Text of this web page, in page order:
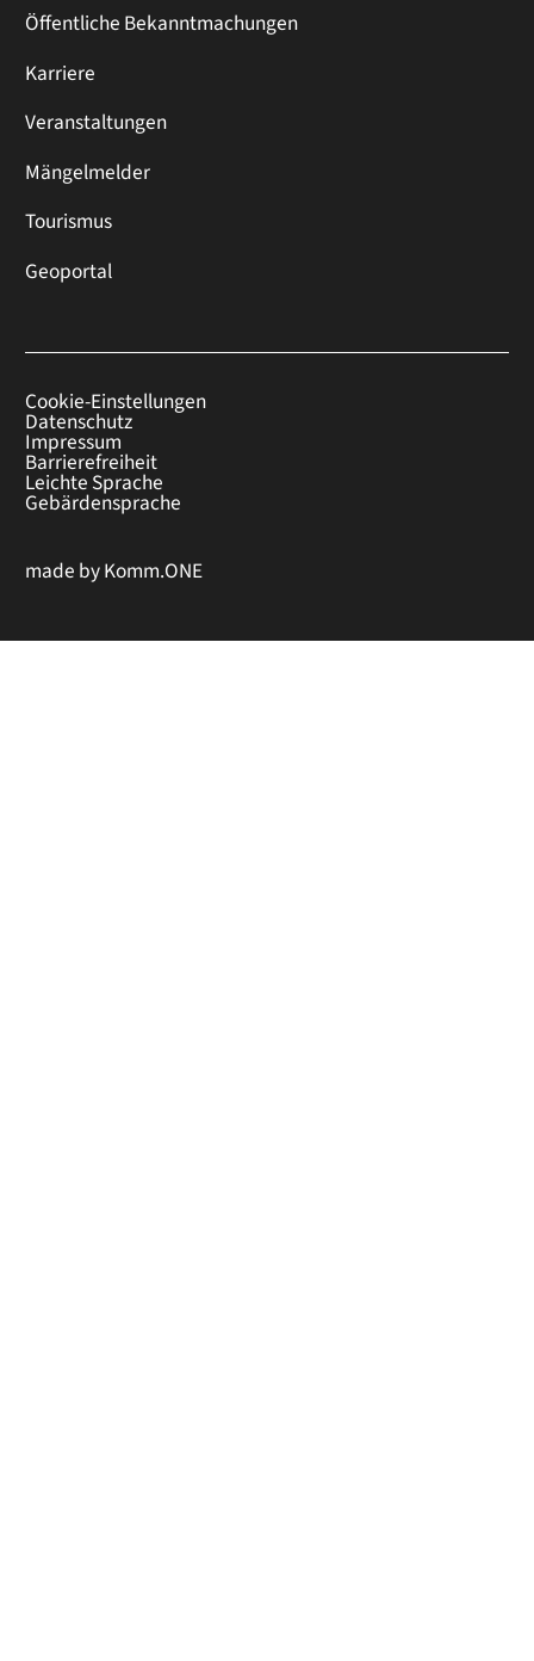
Öffentliche Bekanntmachungen
Karriere
Veranstaltungen
Mängelmelder
Tourismus
Geoportal
Cookie-Einstellungen
Datenschutz
Impressum
Barrierefreiheit
Leichte Sprache
Gebärdensprache
made byKomm.ONE